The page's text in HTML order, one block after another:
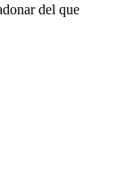
del que